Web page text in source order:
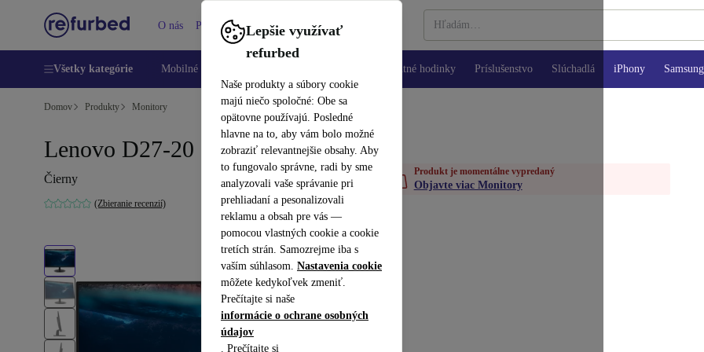
Lepšie využívať
refurbed
Naše produkty a súbory cookie
majú niečo spoločné: Obe sa
opätovne používajú. Posledné
hlavne na to, aby vám bolo možné
zobraziť relevantnejšie obsahy. Aby
to fungovalo správne, radi by sme
analyzovali vaše správanie pri
prehliadaní a pesonalizovali
reklamu a obsah pre vás —
pomocou vlastných cookie a cookie
tretích strán. Samozrejme iba s
vaším súhlasom. Nastavenia cookie
môžete kedykoľvek zmeniť.
Prečítajte si naše
informácie o ochrane osobných
údajov
. Prečítajte si
O nás Pomoc
Všetky kategórie Mobilné telefóny Inteligentné hodinky Príslušenstvo Slúchadlá iPhony
Domov Produkty Monitory
Lenovo D27-20 | 27"
Čierny
(Zbieranie recenzií)
Produkt je momentálne vypredaný
Objavte viac Monitory